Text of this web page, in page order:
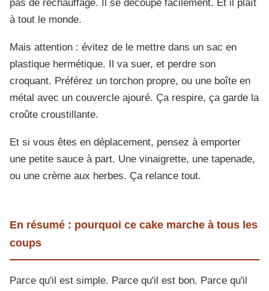
pas de réchauffage. Il se découpe facilement. Et il plaît
à tout le monde.
Mais attention : évitez de le mettre dans un sac en
plastique hermétique. Il va suer, et perdre son
croquant. Préférez un torchon propre, ou une boîte en
métal avec un couvercle ajouré. Ça respire, ça garde la
croûte croustillante.
Et si vous êtes en déplacement, pensez à emporter
une petite sauce à part. Une vinaigrette, une tapenade,
ou une crème aux herbes. Ça relance tout.
En résumé : pourquoi ce cake marche à tous les
coups
Parce qu'il est simple. Parce qu'il est bon. Parce qu'il